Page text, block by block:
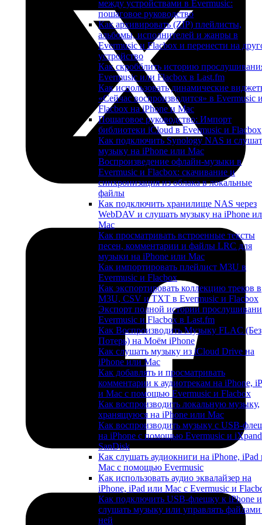
между устройствами в Evermusic:
пошаговое руководство
Как архивировать (ZIP) плейлисты,
альбомы, исполнителей и жанры в
Evermusic и Flacbox и перенести на
устройство
Как скробблить историю
Evermusic или Flacbox в Last.fm
Как использовать динамические
«Сейчас воспроизводится» в Evermusic
Flacbox на iPhone и Mac
Пошаговое руководство: Импорт
библиотеки iCloud в Evermusic и Flacbox
Как подключить Synology NAS и
музыку на iPhone или Mac
Воспроизведение офлайн-музыки в
Evermusic и Flacbox: скачивание и
синхронизация из облака в локальные
файлы
Как подключить хранилище NAS через
WebDAV и слушать музыку на iPhone
Mac
Как просматривать встроенные тексты
песен, комментарии и файлы LRC для
музыки на iPhone или Mac
Как импортировать плейлист M3U в
Evermusic и Flacbox
Как экспортировать коллекцию треков в
M3U, CSV и TXT в Evermusic и Flacbox
Экспорт полной истории
Evermusic и Flacbox в Last.fm
Как Воспроизводить Музыку FLAC (Без
Потерь) на Моём iPhone
Как слушать музыку из iCloud Drive на
iPhone или Mac
Как добавлять и просматривать
комментарии к аудиотрекам на iPhone,
и Mac с помощью Evermusic и Flacbox
Как воспроизводить локальную музыку,
хранящуюся на iPhone или Mac
Как воспроизводить музыку с USB-
на iPhone с помощью Evermusic и
SanDisk
Как слушать аудиокниги на iPhone, iPad
Mac с помощью Evermusic
Как использовать аудио эквалайзер на
iPhone, iPad или Mac с Evermusic и
Как подключить USB-флешку к iPhone и
слушать музыку или управлять
ней